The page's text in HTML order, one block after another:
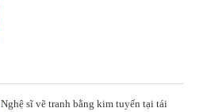
Nghệ sĩ vẽ tranh bằng kim tuyến tại tái